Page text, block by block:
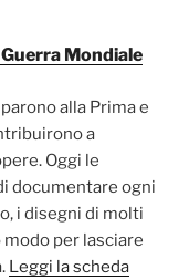
Mondiale
alla Prima e
a
Oggi le
documentare ogni
i disegni di molti
per lasciare
Leggi la scheda